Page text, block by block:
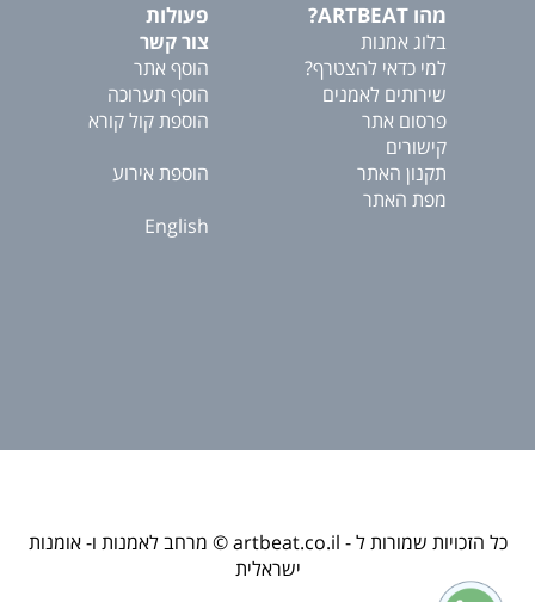
מהו ARTBEAT?
בלוג אמנות
למי כדאי להצטרף?
שירותים לאמנים
פרסום אתר
קישורים
תקנון האתר
מפת האתר
פעולות
צור קשר
הוסף אתר
הוסף תערוכה
הוספת קול קורא
הוספת אירוע
English
כל הזכויות שמורות ל - artbeat.co.il © מרחב לאמנות ו- אומנות
ישראלית